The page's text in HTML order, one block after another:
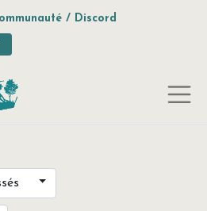
/ Discord